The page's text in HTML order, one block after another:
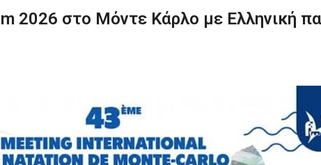
2026 στο Μόντε Κάρλο με Ελληνική